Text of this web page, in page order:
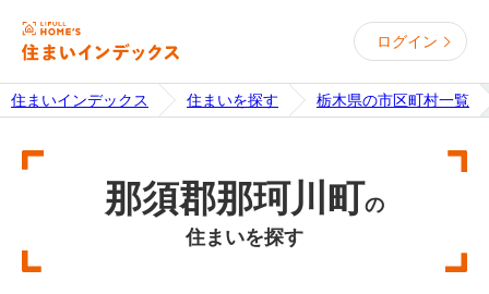
ログイン
住まいインデックス 住まいを探す 栃木県の市区町村一覧
那須郡那珂川町の
住まいを探す